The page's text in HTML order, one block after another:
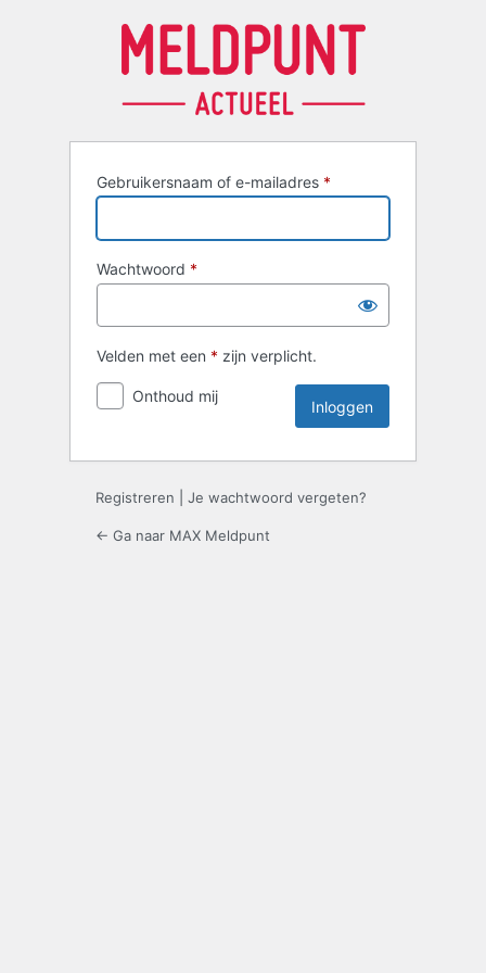
Gebruikersnaam of e-mailadres *
Wachtwoord *
Velden met een * zijn verplicht.
Onthoud mij
Registreren Je wachtwoord vergeten?
← Ga naar MAX Meldpunt